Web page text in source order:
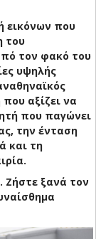
εικόνων που
του
τον φακό του
υψηλής
αξίζει να
που παγώνει
την ένταση
και τη
Ζήστε ξανά τον